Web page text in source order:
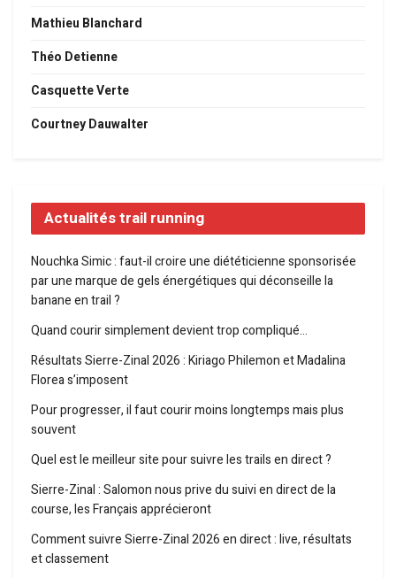
Mathieu Blanchard
Théo Detienne
Casquette Verte
Courtney Dauwalter
Actualités trail running
Nouchka Simic : faut-il croire une diététicienne sponsorisée
par une marque de gels énergétiques qui déconseille la
banane en trail ?
Quand courir simplement devient trop compliqué…
Résultats Sierre-Zinal 2026 : Kiriago Philemon et Madalina
Florea s’imposent
Pour progresser, il faut courir moins longtemps mais plus
souvent
Quel est le meilleur site pour suivre les trails en direct ?
Sierre-Zinal : Salomon nous prive du suivi en direct de la
course, les Français apprécieront
Comment suivre Sierre-Zinal 2026 en direct : live, résultats
et classement